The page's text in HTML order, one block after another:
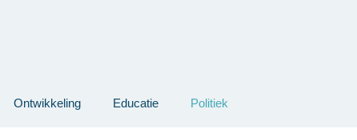
Ontwikkeling Educatie Politiek